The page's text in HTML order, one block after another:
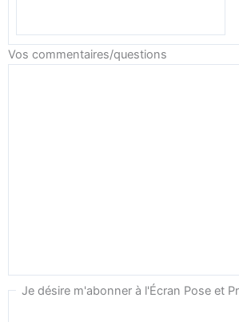
Vos commentaires/questions
Je désire m'abonner à l'Écran Pose et